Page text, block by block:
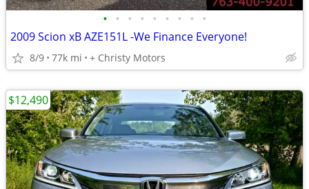
• • • • • • • • •
2009 Scion xB AZE151L -We Finance Everyone!
8/9 77k mi + Christy Motors
$12,490